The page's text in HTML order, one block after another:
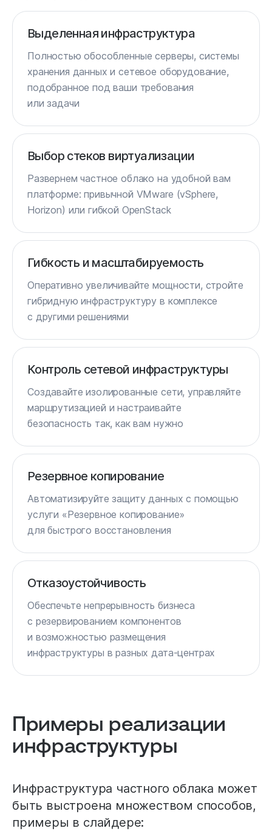
Выделенная инфраструктура
Полностью обособленные серверы, системы
хранения данных и сетевое оборудование,
подобранное под ваши требования
или задачи
Выбор стеков виртуализации
Развернем частное облако на удобной вам
платформе: привычной VMware (vSphere,
Horizon) или гибкой OpenStack
Гибкость и масштабируемость
Оперативно увеличивайте мощности, стройте
гибридную инфраструктуру в комплексе
с другими решениями
Контроль сетевой инфраструктуры
Создавайте изолированные сети, управляйте
маршрутизацией и настраивайте
безопасность так, как вам нужно
Резервное копирование
Автоматизируйте защиту данных с помощью
услуги «Резервное копирование»
для быстрого восстановления
Отказоустойчивость
Обеспечьте непрерывность бизнеса
с резервированием компонентов
и возможностью размещения
инфраструктуры в разных дата-центрах
Примеры реализации
инфраструктуры
Инфраструктура частного облака может
быть выстроена множеством способов,
примеры в слайдере: